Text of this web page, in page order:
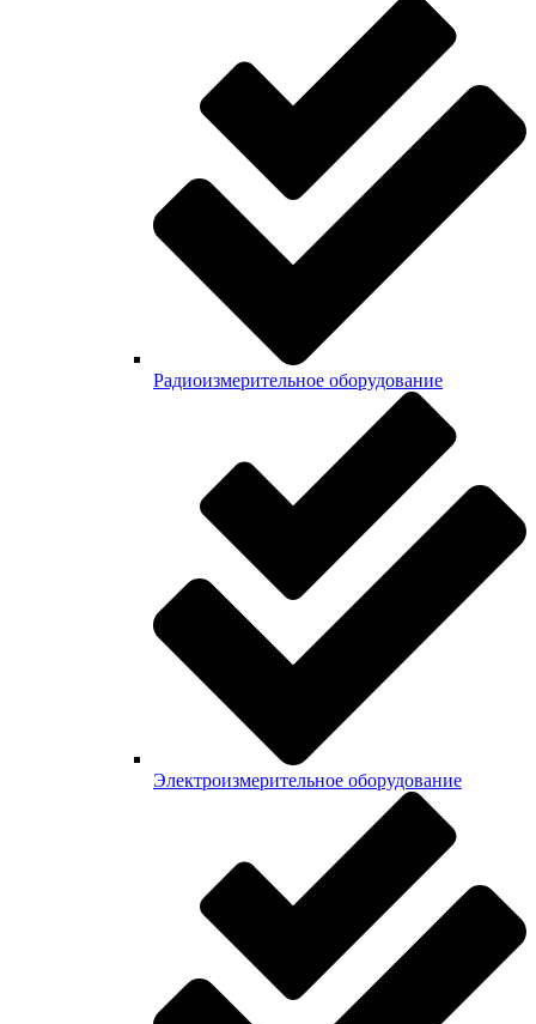
Радиоизмерительное оборудование
Электроизмерительное оборудование